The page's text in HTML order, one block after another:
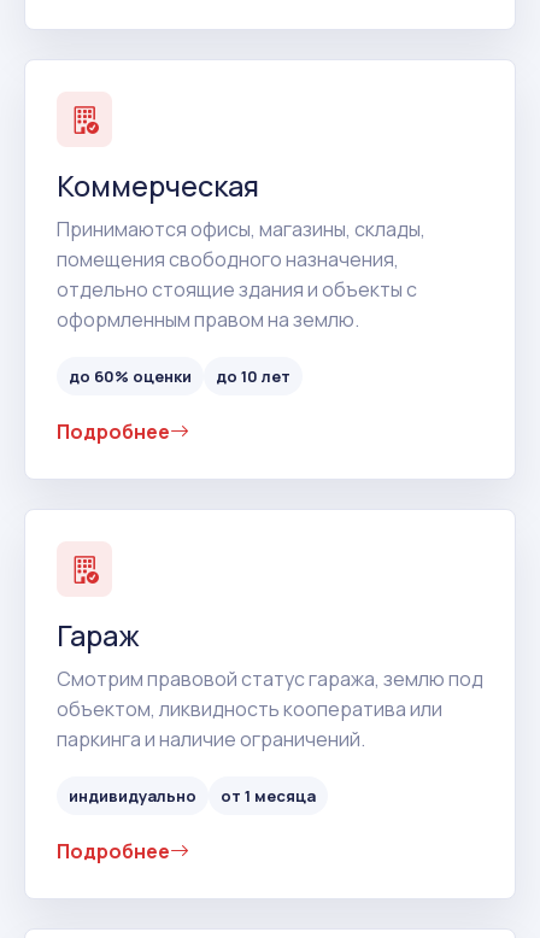
Коммерческая
Принимаются офисы, магазины, склады,
помещения свободного назначения,
отдельно стоящие здания и объекты с
оформленным правом на землю.
до 60% оценки до 10 лет
Подробнее
Гараж
Смотрим правовой статус гаража, землю под
объектом, ликвидность кооператива или
паркинга и наличие ограничений.
индивидуально от 1 месяца
Подробнее